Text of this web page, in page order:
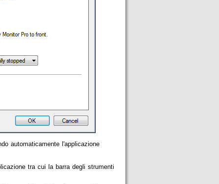
automaticamente l'applicazione
tra cui la barra degli strumenti